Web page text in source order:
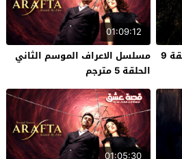
مسلسل قانون الطبيعة الحلقة 9
01:09:12
مسلسل الاعراف الموسم الثاني
الحلقة 5 مترجم